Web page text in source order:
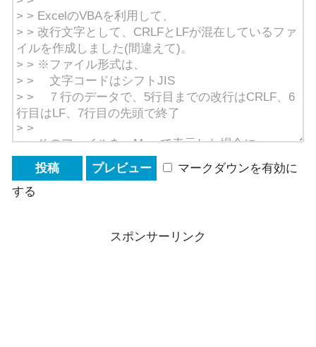
マークダウンを有効に
する
スポンサーリンク